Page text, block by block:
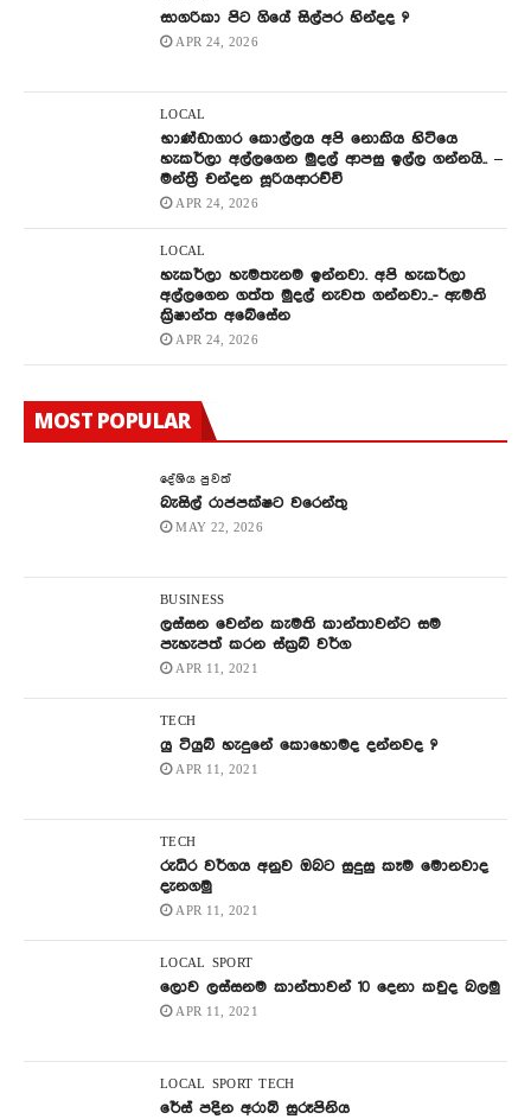
සාගරිකා පිට ගියේ සිල්පර හින්දද ?
APR 24, 2026
LOCAL
භාණ්ඩාගාර කොල්ලය අපි නොකිය හිටියෙ
හැකර්ලා අල්ලගෙන මුදල් ආපසු ඉල්ල ගන්නයි.. –
මන්ත්‍රී චන්දන සූරියආරච්චි
APR 24, 2026
LOCAL
හැකර්ලා හැමතැනම ඉන්නවා. අපි හැකර්ලා
අල්ලගෙන ගත්ත මුදල් නැවත ගන්නවා..- ඇමති
ක්‍රිෂාන්ත අබේසේන
APR 24, 2026
MOST POPULAR
දේශිය පුවත්
බැසිල් රාජපක්ෂට වරෙන්තු
MAY 22, 2026
BUSINESS
ලස්සන වෙන්න කැමති කාන්තාවන්ට සම
පැහැපත් කරන ස්ක්‍රබ් වර්ග
APR 11, 2021
TECH
යු ටියුබ් හැදුනේ කොහොමද දන්නවද ?
APR 11, 2021
TECH
රුධිර වර්ගය අනුව ඔබට සුදුසු කෑම මොනවාද
දැනගමු
APR 11, 2021
LOCAL SPORT
ලොව ලස්සනම කාන්තාවන් 10 දෙනා කවුද බලමු
APR 11, 2021
LOCAL SPORT TECH
රේස් පදින අරාබි සුරූපිනිය